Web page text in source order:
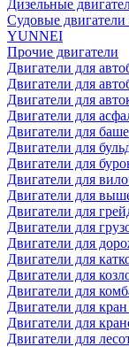
Дизельные
Судовые двигатели
YUNNEI
Прочие двигатели
Двигатели для
Двигатели для
Двигатели для
Двигатели для
Двигатели для
Двигатели для
Двигатели для
Двигатели для
Двигатели для
Двигатели для
Двигатели для
Двигатели для
Двигатели для
Двигатели для
Двигатели для
Двигатели для
Двигатели для
Двигатели для